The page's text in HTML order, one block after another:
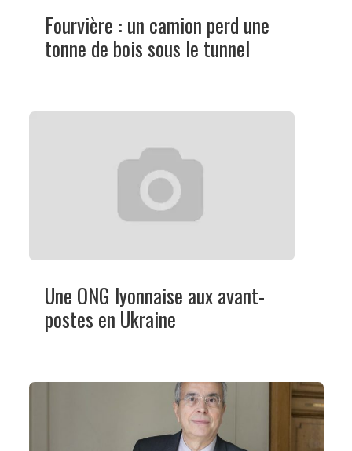
Fourvière : un camion perd une
tonne de bois sous le tunnel
Une ONG lyonnaise aux avant-
postes en Ukraine